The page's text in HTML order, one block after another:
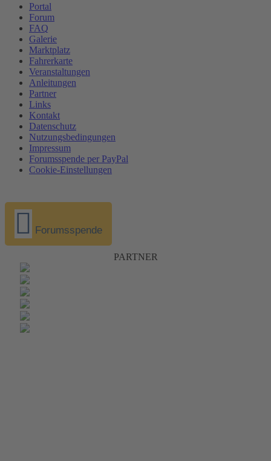
Portal
Forum
FAQ
Galerie
Marktplatz
Fahrerkarte
Veranstaltungen
Anleitungen
Partner
Links
Kontakt
Datenschutz
Nutzungsbedingungen
Impressum
Forumsspende per PayPal
Cookie-Einstellungen
Forumsspende
PARTNER